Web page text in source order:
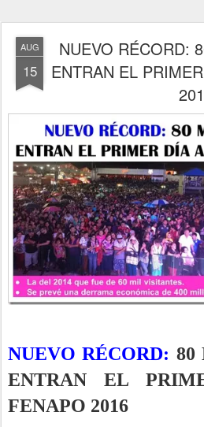
AUG
15
NUEVO RÉCORD:
ENTRAN EL
NUEVO RÉCORD: 80
ENTRAN EL
FENAPO 2016